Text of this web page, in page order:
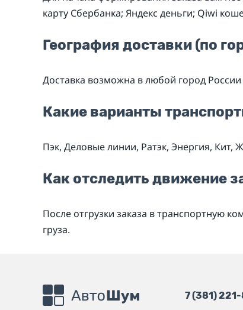
карту Cбербанка; Яндекс деньги; Qiwi
География доставки (по
Доставка возможна в любой город
Какие варианты
Пэк, Деловые линии, Ратэк, Энергия, Кит,
Как отследить движение
После отгрузки заказа в транспортную
груза.
7 (381)